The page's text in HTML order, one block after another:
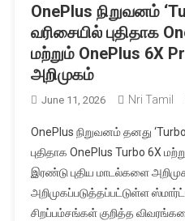
OnePlus நிறுவனம்
வரிசையில் புதிதாக
மற்றும் OnePlus 6X
அறிமுகம்
June 11, 2026 Nri Tamil
OnePlus நிறுவனம் தனது
புதிதாக OnePlus Turbo 6X
இரண்டு புதிய மாடல்களை
அறிமுகப்படுத்தப்பட்டுள்ள
சிறப்பம்சங்கள் குறித்த